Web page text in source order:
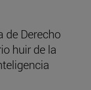
de Derecho
huir de la